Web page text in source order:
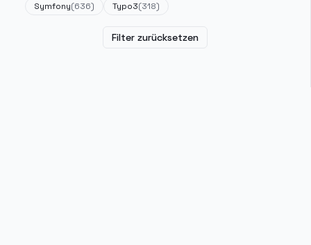
Symfony(636) Typo3(318)
Filter zurücksetzen